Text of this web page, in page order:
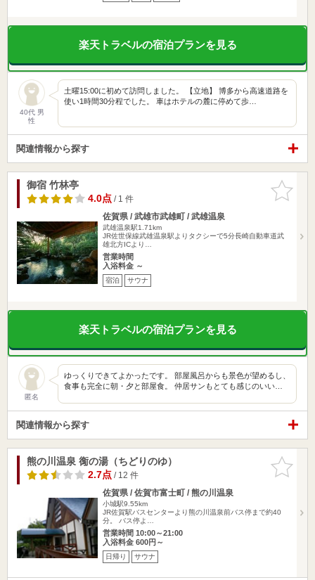
楽天トラベルの宿泊プランを見る
40代 男
性
土曜15:00に初めて訪問しました。 【立地】 博多から高速道路を
使い1時間30分程でした。 車はホテルの麓に停めて歩…
関連情報から探す
お気に入
りに追加
御宿 竹林亭
4.0点/ 1 件
佐賀県 / 武雄市武雄町 / 武雄温泉
武雄温泉駅1.71km
JR佐世保線武雄温泉駅よりタクシーで5分長崎自動車道武
雄北方ICより…
営業時間
入浴料金 ～
宿泊 サウナ
楽天トラベルの宿泊プランを見る
匿名
ゆっくりできてよかったです。 部屋風呂からも景色が望めるし、
食事も完全に朝・夕と部屋食。 仲居サンもとても感じのいい…
関連情報から探す
お気に入
りに追加
熊の川温泉 鵆の湯（ちどりのゆ）
2.7点/ 12 件
佐賀県 / 佐賀市富士町 / 熊の川温泉
小城駅9.55km
JR佐賀駅バスセンターより熊の川温泉前バス停まで約40
分。 バス停よ…
営業時間 10:00～21:00
入浴料金 600円～
日帰り サウナ